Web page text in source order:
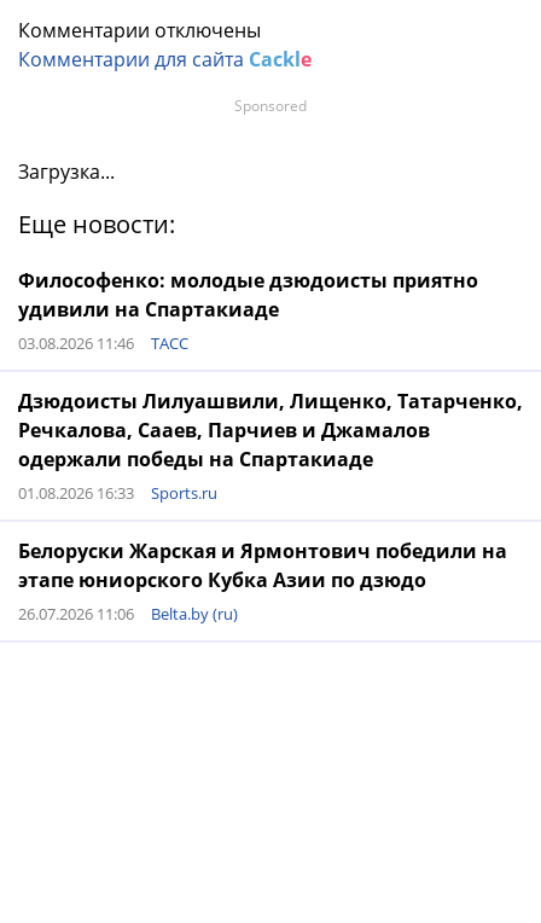
Комментарии отключены
Комментарии для сайта Cackle
Загрузка...
Еще новости:
Философенко: молодые дзюдоисты приятно
удивили на Спартакиаде
03.08.2026 11:46 ТАСС
Дзюдоисты Лилуашвили, Лищенко, Татарченко,
Речкалова, Сааев, Парчиев и Джамалов
одержали победы на Спартакиаде
01.08.2026 16:33 Sports.ru
Белоруски Жарская и Ярмонтович победили на
этапе юниорского Кубка Азии по дзюдо
26.07.2026 11:06 Belta.by (ru)
Sponsored